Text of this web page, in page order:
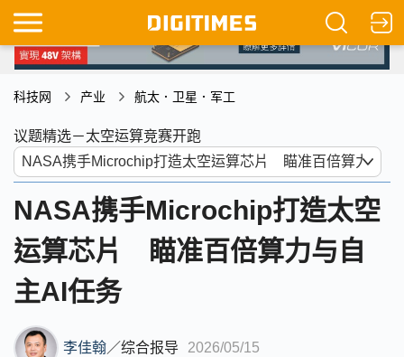
科技网 产业 航太．卫星．军工
议题精选－太空运算竞赛开跑
NASA携手Microchip打造太空
运算芯片 瞄准百倍算力与自
主AI任务
李佳翰／综合报导 2026/05/15